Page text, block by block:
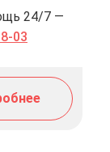
24/7 —
03